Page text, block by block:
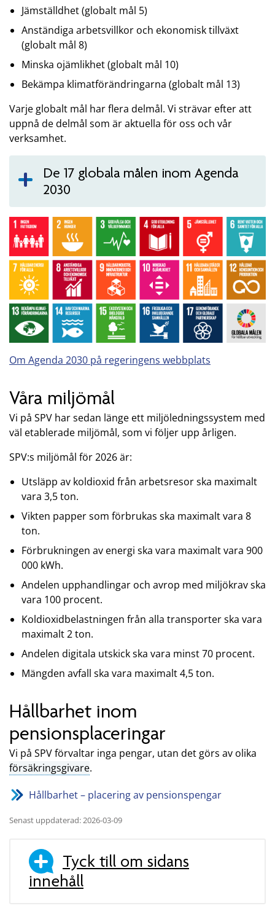
Jämställdhet (globalt mål 5)
Anständiga arbetsvillkor och ekonomisk tillväxt
(globalt mål 8)
Minska ojämlikhet (globalt mål 10)
Bekämpa klimatförändringarna (globalt mål 13)
Varje globalt mål har flera delmål. Vi strävar efter att
uppnå de delmål som är aktuella för oss och vår
verksamhet.
De 17 globala målen inom Agenda
2030
Om Agenda 2030 på regeringens webbplats
Våra miljömål
Vi på SPV har sedan länge ett miljöledningssystem med
väl etablerade miljömål, som vi följer upp årligen.
SPV:s miljömål för 2026 är:
Utsläpp av koldioxid från arbetsresor ska maximalt
vara 3,5 ton.
Vikten papper som förbrukas ska maximalt vara 8
ton.
Förbrukningen av energi ska vara maximalt vara 900
000 kWh.
Andelen upphandlingar och avrop med miljökrav ska
vara 100 procent.
Koldioxidbelastningen från alla transporter ska vara
maximalt 2 ton.
Andelen digitala utskick ska vara minst 70 procent.
Mängden avfall ska vara maximalt 4,5 ton.
Hållbarhet inom
pensionsplaceringar
Vi på SPV förvaltar inga pengar, utan det görs av olika
försäkringsgivare.
Hållbarhet – placering av pensionspengar
Senast uppdaterad: 2026-03-09
Tyck till om sidans
innehåll